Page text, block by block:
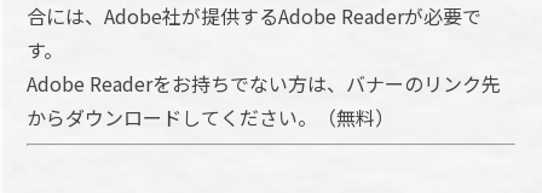
合には、Adobe社が提供するAdobe Readerが必要で
す。
Adobe Readerをお持ちでない方は、バナーのリンク先
からダウンロードしてください。（無料）